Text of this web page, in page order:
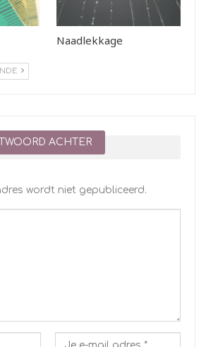
Naadlekkage
ACHTER
wordt niet gepubliceerd.